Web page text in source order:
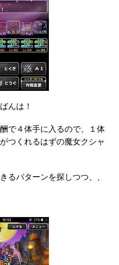
んは！
で４体手に入るので、１体
つくれるはずの魔女クシャ
るパターンを探しつつ、、